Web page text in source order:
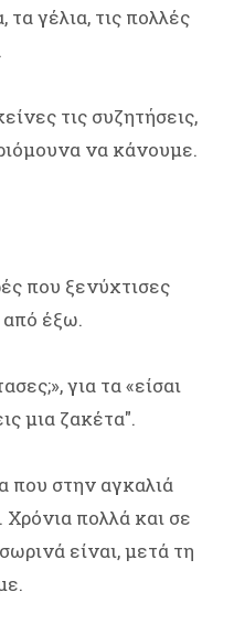
τα γέλια, τις πολλές
τις συζητήσεις,
να κάνουμε.
που ξενύχτισες
από έξω.
για τα «είσαι
μια ζακέτα".
που στην αγκαλιά
πολλά και σε
είναι, μετά τη